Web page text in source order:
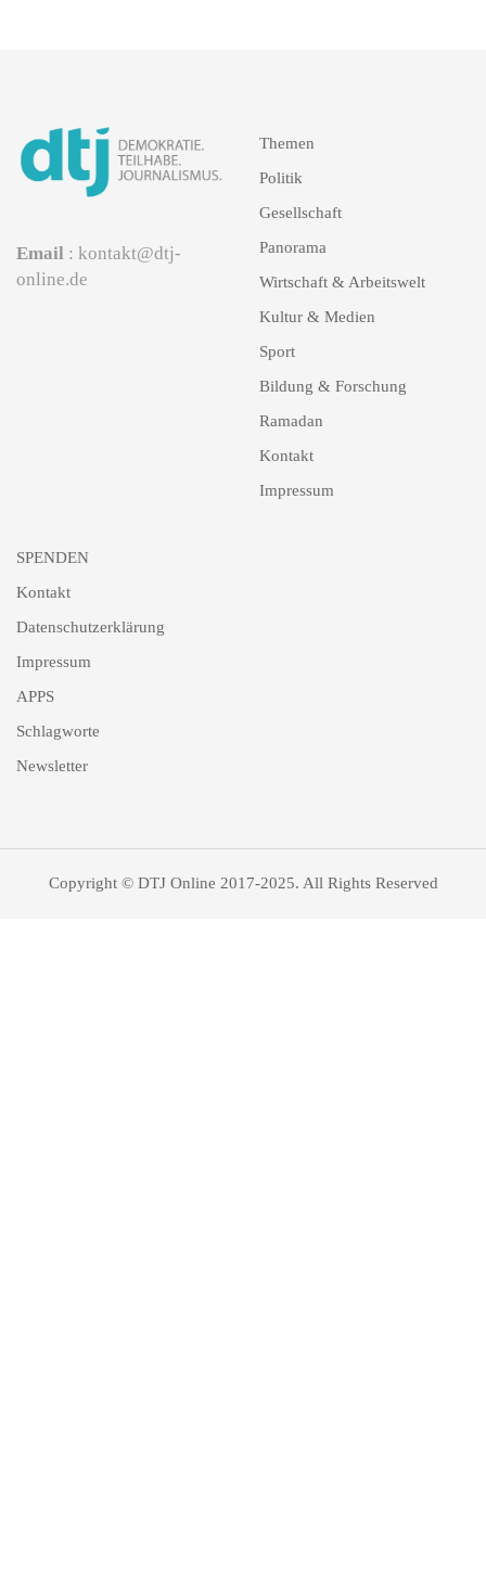
Email : kontakt@dtj-
online.de
Themen
Politik
Gesellschaft
Panorama
Wirtschaft & Arbeitswelt
Kultur & Medien
Sport
Bildung & Forschung
Ramadan
Kontakt
Impressum
SPENDEN
Kontakt
Datenschutzerklärung
Impressum
APPS
Schlagworte
Newsletter
Copyright © DTJ Online 2017-2025. All Rights Reserved